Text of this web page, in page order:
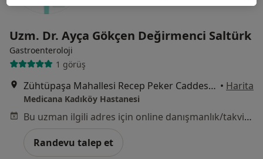
Uzm. Dr. Ayça Gökçen Değirmenci Saltürk
Gastroenteroloji
1 görüş
Zühtüpaşa Mahallesi Recep Peker Caddesi No:11, Kadıköy • Harita
Medicana Kadıköy Hastanesi
Bu uzman ilgili adres için online danışmanlık/takvim sunmuyor.
Randevu talep et